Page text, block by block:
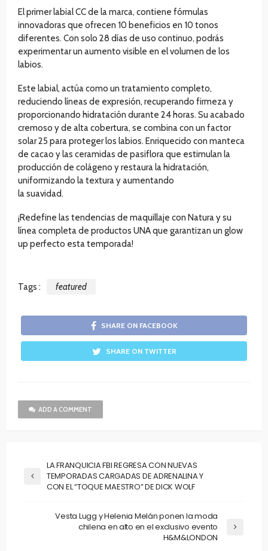
El primer labial CC de la marca, contiene fórmulas
innovadoras que ofrecen 10 beneficios en 10 tonos
diferentes. Con solo 28 días de uso continuo, podrás
experimentar un aumento visible en el volumen de los
labios.
Este labial, actúa como un tratamiento completo,
reduciendo líneas de expresión, recuperando firmeza y
proporcionando hidratación durante 24 horas. Su acabado
cremoso y de alta cobertura, se combina con un factor
solar 25 para proteger los labios. Enriquecido con manteca
de cacao y las ceramidas de pasiflora que estimulan la
producción de colágeno y restaura la hidratación,
uniformizando la textura y aumentando
la suavidad.
¡Redefine las tendencias de maquillaje con Natura y su
línea completa de productos UNA que garantizan un glow
up perfecto esta temporada!
Tags : featured
SHARE ON FACEBOOK
SHARE ON TWITTER
ADD A COMMENT
LA FRANQUICIA FBI REGRESA CON NUEVAS
TEMPORADAS CARGADAS DE ADRENALINA Y
CON EL “TOQUE MAESTRO” DE DICK WOLF
Vesta Lugg y Helenia Melán ponen la moda
chilena en alto en el exclusivo evento
H&M&LONDON